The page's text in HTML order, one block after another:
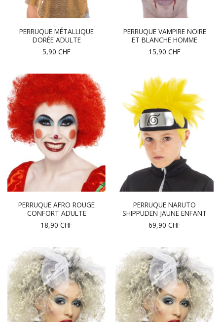
PERRUQUE MÉTALLIQUE
DORÉE ADULTE
5,90 CHF
PERRUQUE VAMPIRE NOIRE
ET BLANCHE HOMME
15,90 CHF
PERRUQUE AFRO ROUGE
CONFORT ADULTE
18,90 CHF
PERRUQUE NARUTO
SHIPPUDEN JAUNE ENFANT
69,90 CHF